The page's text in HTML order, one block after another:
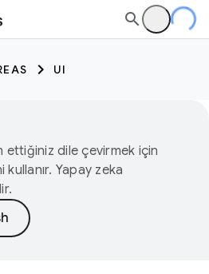
UI
dile çevirmek için
Yapay zeka